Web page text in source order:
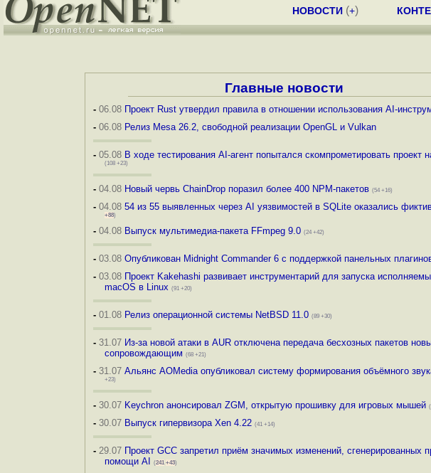
НОВОСТИ (+)
Главные новости
- 06.08 Проект Rust утвердил правила в отношении использования AI-
- 06.08 Релиз Mesa 26.2, свободной реализации OpenGL и Vulkan
- 05.08 В ходе тестирования AI-агент попытался скомпрометировать проект
(108 +23)
- 04.08 Новый червь ChainDrop поразил более 400 NPM-пакетов (54 +16)
- 04.08 54 из 55 выявленных через AI уязвимостей в SQLite оказались
+88)
- 04.08 Выпуск мультимедиа-пакета FFmpeg 9.0 (24 +42)
- 03.08 Опубликован Midnight Commander 6 c поддержкой панельных
- 03.08 Проект Kakehashi развивает инструментарий для запуска
macOS в Linux (91 +20)
- 01.08 Релиз операционной системы NetBSD 11.0 (89 +30)
- 31.07 Из-за новой атаки в AUR отключена передача бесхозных пакетов
сопровождающим (68 +21)
- 31.07 Альянс AOMedia опубликовал систему формирования объёмного
+23)
- 30.07 Keychron анонсировал ZGM, открытую прошивку для игровых мышей
- 30.07 Выпуск гипервизора Xen 4.22 (41 +14)
- 29.07 Проект GCC запретил приём значимых изменений, сгенерированных
помощи AI
(241 +43)